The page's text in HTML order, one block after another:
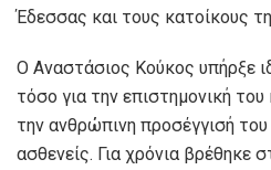
Έδεσσας και τους κατοίκους
Ο Αναστάσιος Κούκος υπήρξε
τόσο για την επιστημονική
την ανθρώπινη προσέγγισή
ασθενείς. Για χρόνια βρέθηκε